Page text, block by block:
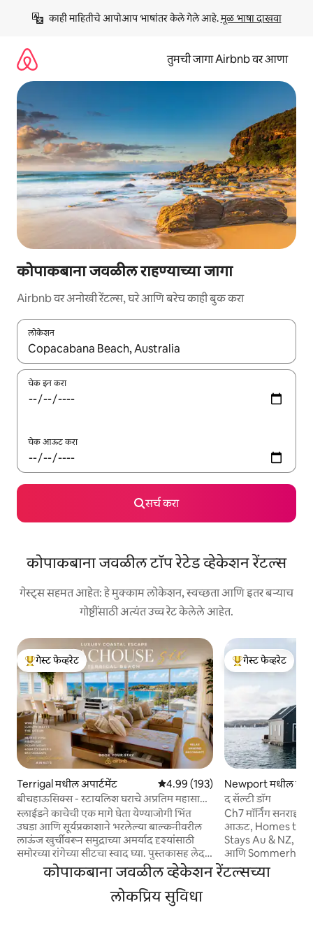
काही माहितीचे आपोआप भाषांतर केले गेले आहे. मूळ भाषा दाखवा
तुमची जागा Airbnb वर आणा
कोपाकबाना जवळील राहण्याच्या जागा
Airbnb वर अनोखी रेंटल्स, घरे आणि बरेच काही बुक करा
लोकेशन
जेव्हा परिणाम उपलब्ध असतील, तेव्हा वरच्या आणि खाली बाणांच्या किजसह
चेक इन करा
चेक आऊट करा
सर्च करा
कोपाकबाना जवळील टॉप रेटेड व्हेकेशन रेंटल्स
गेस्ट्स सहमत आहेत: हे मुक्काम लोकेशन, स्वच्छता आणि इतर बऱ्याच
गोष्टींसाठी अत्यंत उच्च रेट केलेले आहेत.
टॉप गेस्ट फेव्हरेट
गेस्ट फेव्हरेट
Terrigal मधील अपार्टमेंट 5 पैकी 4.99 सरासरी रेटिंग, 193 रिव्ह्यूज
4.99 (193)
बीचहाऊसिक्स - स्टायलिश घराचे अप्रतिम महासागर
दृश्ये
स्लाईडने काचेची एक मागे घेता येण्याजोगी भिंत
उघडा आणि सूर्यप्रकाशाने भरलेल्या बाल्कनीवरील
लाऊंज खुर्चीवरून समुद्राच्या अमर्याद दृश्यांसाठी
समोरच्या रांगेच्या सीटचा स्वाद घ्या. पुस्तकासह लेदर
सेक्शनल सोफ्यावर स्प्रिंग आऊट करा. स्कायलाईट
विंडोजच्या खाली असलेल्या एका चमकदार
किचनमध्ये जेवण बनवा. लक्झरी बीच एस्केप
टेरिगल बीच आणि टेरिगल हेवनबद्दल भव्य दृश्यांसह
टॉप गेस्ट फेव्हरेट
गेस्ट फेव्हरेट
Newport मधील
द सॅल्टी डॉग
Ch7 मॉर्निंग
आऊट, Homes to
Stays Au & NZ,
आणि
पाहिल्याप्रमाणे मीठाच्या हवेचा वास, पाण्याचा
लॅपिंगचा आवाज,
कोपाकबाना जवळील व्हेकेशन रेंटल्सच्या
लोकप्रिय सुविधा